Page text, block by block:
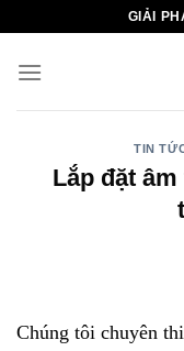
nội
GIẢI
TIN
Lắp đặt
Chúng tôi chuyên